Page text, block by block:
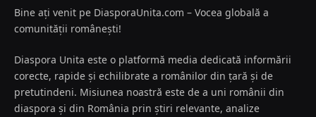
Bine ați venit pe DiasporaUnita.com – Vocea globală a
comunității românești!
Diaspora Unita este o platformă media dedicată informării
corecte, rapide și echilibrate a românilor din țară și de
pretutindeni. Misiunea noastră este de a uni românii din
diaspora și din România prin știri relevante, analize